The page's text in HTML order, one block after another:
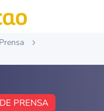
5
PRENSA